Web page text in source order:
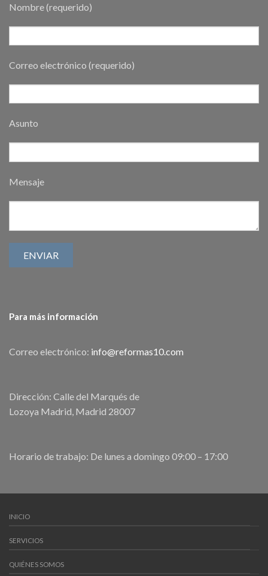
Nombre (requerido)
Correo electrónico (requerido)
Asunto
Mensaje
Para más información
Correo electrónico: info@reformas10.com
Dirección: Calle del Marqués de
Lozoya Madrid, Madrid 28007
Horario de trabajo: De lunes a domingo 09:00 – 17:00
INICIO
SERVICIOS
QUIÉNES SOMOS